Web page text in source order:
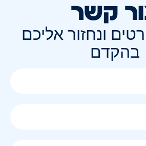
קשר
ונחזור אליכם
בהקדם